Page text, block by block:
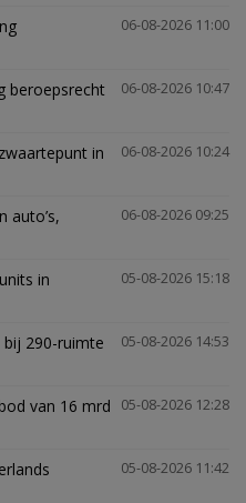
06-08-2026 11:00
06-08-2026 10:47
beroepsrecht
06-08-2026 10:24
in
06-08-2026 09:25
auto’s,
05-08-2026 15:18
in
05-08-2026 14:53
bij 290-ruimte
05-08-2026 12:28
van 16 mrd
05-08-2026 11:42